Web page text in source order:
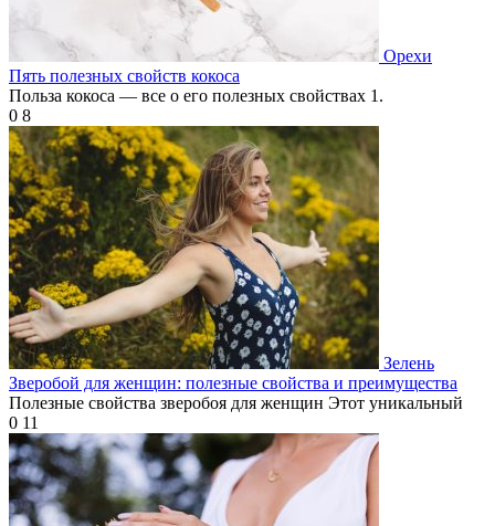
Орехи
Пять полезных свойств кокоса
Польза кокоса — все о его полезных свойствах 1.
0 8
Зелень
Зверобой для женщин: полезные свойства и преимущества
Полезные свойства зверобоя для женщин Этот уникальный
0 11